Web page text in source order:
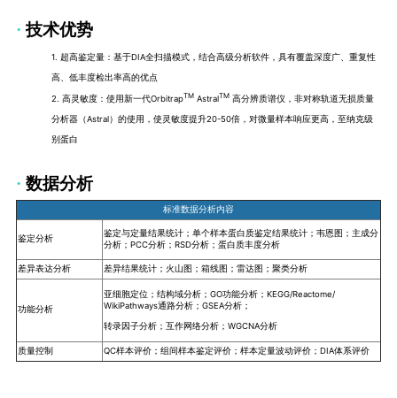
·技术优势
1. 超高鉴定量：基于DIA全扫描模式，结合高级分析软件，具有覆盖深度广、重复性
高、低丰度检出率高的优点
2. 高灵敏度：使用新一代OrbitrapTMAstralTM高分辨质谱仪，非对称轨道无损质量
分析器（Astral）的使用，使灵敏度提升20-50倍，对微量样本响应更高，至纳克级
别蛋白
· 数据分析
标准数据分析内容
鉴定分析
鉴定与定量结果统计；单个样本蛋白质鉴定结果统计；韦恩图；主成分
分析；PCC分析；RSD分析； 蛋白质丰度分析
差异表达分析 差异结果统计；火山图；箱线图；雷达图；聚类分析
功能分析
亚细胞定位；结构域分析；GO功能分析；KEGG/Reactome/
WikiPathways通路分析；GSEA分析；
转录因子分析；互作网络分析；WGCNA分析
质量控制 QC样本评价；组间样本鉴定评价；样本定量波动评价；DIA体系评价